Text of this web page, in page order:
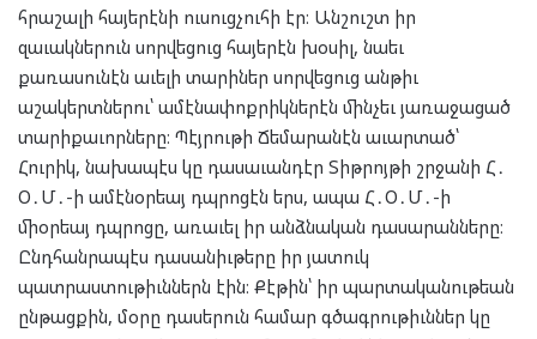
հրաշալի հայերէնի ուսուցչուհի էր։ Անշուշտ իր
զաւակներուն սորվեցուց հայերէն խօսիլ, նաեւ
քառասունէն աւելի տարիներ սորվեցուց անթիւ
աշակերտներու՝ ամէնափոքրիկներէն ﬕնչեւ յառաջացած
տարիքաւորները։ Պէյրութի Ճեմարանէն աւարտած՝
Հուրիկ, նախապէս կը դասաւանդէր Տիթրոյթի շրջանի Հ․
Օ․Մ․-ի ամէնօրեայ դպրոցէն երս, ապա Հ․Օ․Մ․-ի
ﬕօրեայ դպրոցը, առաւել իր անձնական դասարանները։
Ընդհանրապէս դասանիւթերը իր յատուկ
պատրաստութիւններն էին։ Քէթին՝ իր պարտականութեան
ընթացքին, մօրը դասերուն համար գծագրութիւններ կը